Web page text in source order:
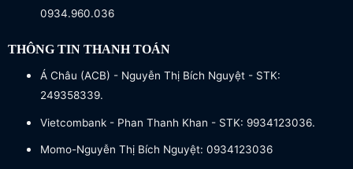
0934.960.036
THÔNG TIN THANH TOÁN
Á Châu (ACB) - Nguyễn Thị Bích Nguyệt - STK:
249358339.
Vietcombank - Phan Thanh Khan - STK: 9934123036.
Momo-Nguyễn Thị Bích Nguyệt: 0934123036